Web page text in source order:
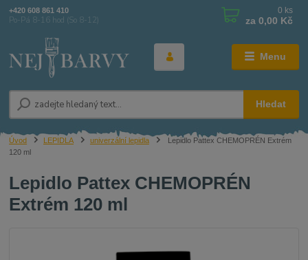
Menu
Hledat
+420 608 861 410
Po-Pá 8-16 hod (So 8-12)
0 ks
za 0,00 Kč
Úvod LEPIDLA univerzální lepidla
Lepidlo Pattex CHEMOPRÉN Extrém
120 ml
Lepidlo Pattex CHEMOPRÉN
Extrém 120 ml